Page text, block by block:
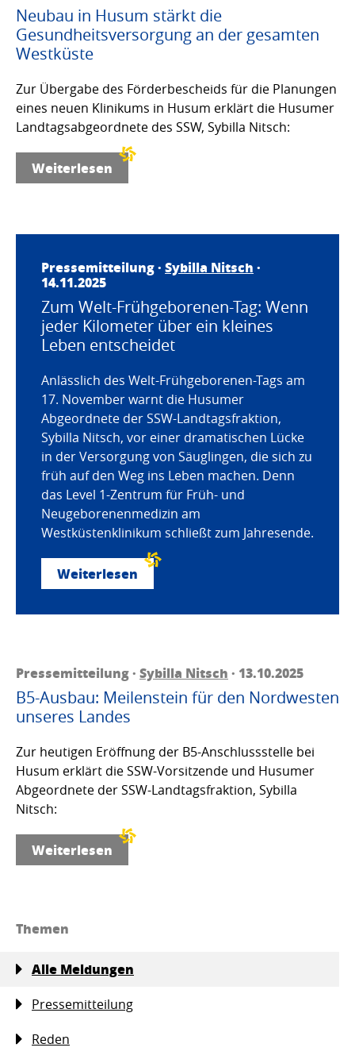
Neubau in Husum stärkt die
Gesundheitsversorgung an der gesamten
Westküste
Zur Übergabe des Förderbescheids für die Planungen
eines neuen Klinikums in Husum erklärt die Husumer
Landtagsabgeordnete des SSW, Sybilla Nitsch:
Weiterlesen
Pressemitteilung · Sybilla Nitsch ·
14.11.2025
Zum Welt-Frühgeborenen-Tag: Wenn
jeder Kilometer über ein kleines
Leben entscheidet
Anlässlich des Welt-Frühgeborenen-Tags am
17. November warnt die Husumer
Abgeordnete der SSW-Landtagsfraktion,
Sybilla Nitsch, vor einer dramatischen Lücke
in der Versorgung von Säuglingen, die sich zu
früh auf den Weg ins Leben machen. Denn
das Level 1-Zentrum für Früh- und
Neugeborenenmedizin am
Westküstenklinikum schließt zum Jahresende.
Weiterlesen
Pressemitteilung · Sybilla Nitsch · 13.10.2025
B5-Ausbau: Meilenstein für den Nordwesten
unseres Landes
Zur heutigen Eröffnung der B5-Anschlussstelle bei
Husum erklärt die SSW-Vorsitzende und Husumer
Abgeordnete der SSW-Landtagsfraktion, Sybilla
Nitsch:
Weiterlesen
Themen
Alle Meldungen
Pressemitteilung
Reden